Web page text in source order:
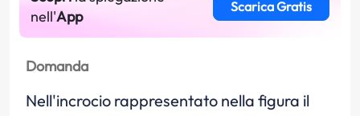
nell'App
Scarica Gratis
Domanda
Nell'incrocio rappresentato nella figura il